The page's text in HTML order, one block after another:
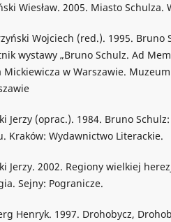
Wiesław. 2005. Miasto Schulza.
Wojciech (red.). 1995. Bruno
wystawy „Bruno Schulz. Ad
Mickiewicza w Warszawie.
Jerzy (oprac.). 1984. Bruno
Kraków: Wydawnictwo Literackie.
Jerzy. 2002. Regiony wielkiej
Sejny: Pogranicze.
Henryk. 1997. Drohobycz,